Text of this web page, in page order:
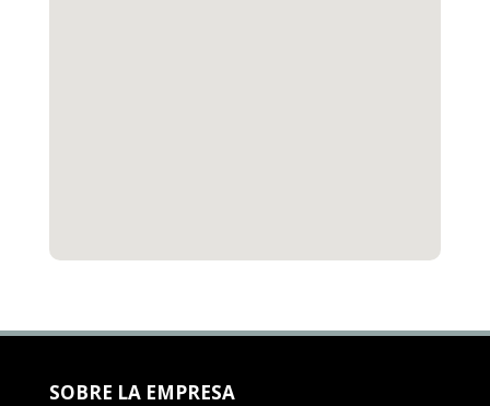
SOBRE LA EMPRESA